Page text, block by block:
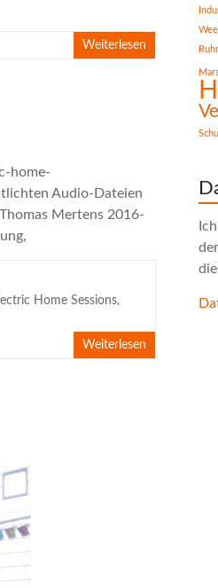
Weiterlesen
home-
Audio-Dateien
Mertens 2016-
Home Sessions,
Weiterlesen